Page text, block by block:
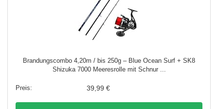
Brandungscombo 4,20m / bis 250g – Blue Ocean Surf + SK8
Shizuka 7000 Meeresrolle mit Schnur ...
39,99 €